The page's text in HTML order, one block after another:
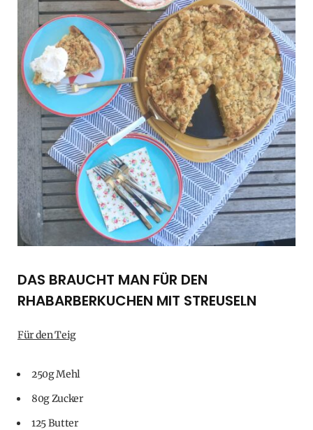
DAS BRAUCHT MAN FÜR DEN
RHABARBERKUCHEN MIT STREUSELN
Für den Teig
250g Mehl
80g Zucker
125 Butter